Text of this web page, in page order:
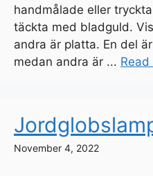
handmålade eller
täckta med bladguld.
andra är platta. En del
medan andra är ... Read
November 4, 2022